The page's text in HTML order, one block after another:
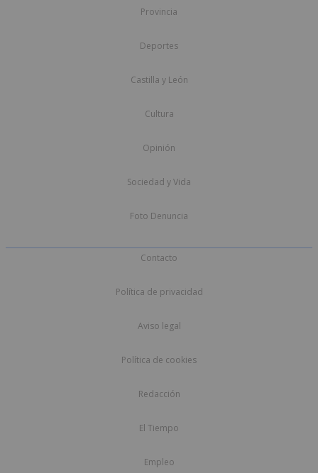
Provincia
Deportes
Castilla y León
Cultura
Opinión
Sociedad y Vida
Foto Denuncia
Contacto
Política de privacidad
Aviso legal
Política de cookies
Redacción
El Tiempo
Empleo